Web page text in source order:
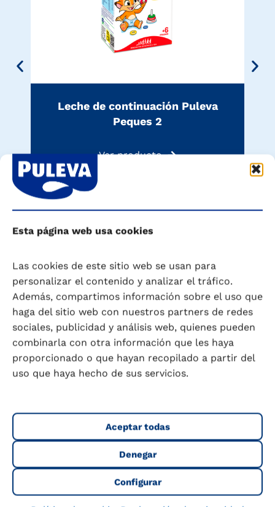
Esta página web usa cookies
Las cookies de este sitio web se usan para
personalizar el contenido y analizar el tráfico.
Además, compartimos información sobre el uso que
haga del sitio web con nuestros partners de redes
sociales, publicidad y análisis web, quienes pueden
combinarla con otra información que les haya
proporcionado o que hayan recopilado a partir del
uso que haya hecho de sus servicios.
Aceptar todas
Denegar
Configurar
Leche de continuación Puleva
Peques 2
Ver producto
Descubre cómo Puleva forma